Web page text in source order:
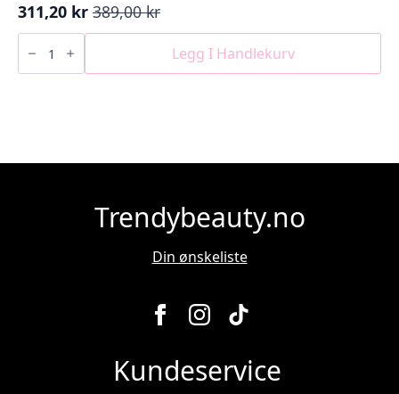
389,00kr
Opprinnelig
pris
var:
389,00 kr.
311,20 kr
Nåværende
pris
er:
311,20 kr.
GOOD
BEHAVIOR
Spirulina
Protein
Legg I Handlekurv
Trendybeauty.no
Din ønskeliste
Kundeservice